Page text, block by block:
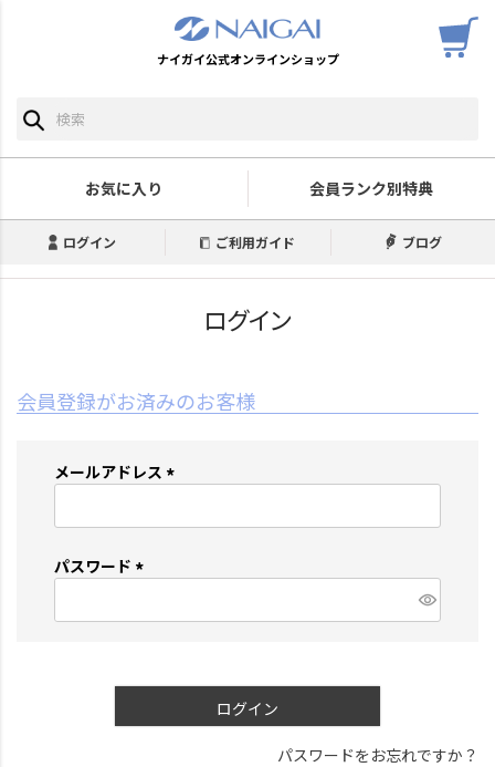
ナイガイ公式オンラインショップ
お気に入り 会員ランク別特典
ログイン ご利用ガイド ブログ
ログイン
会員登録がお済みのお客様
メールアドレス
必
パスワード
必
ログイン
パスワードをお忘れですか？